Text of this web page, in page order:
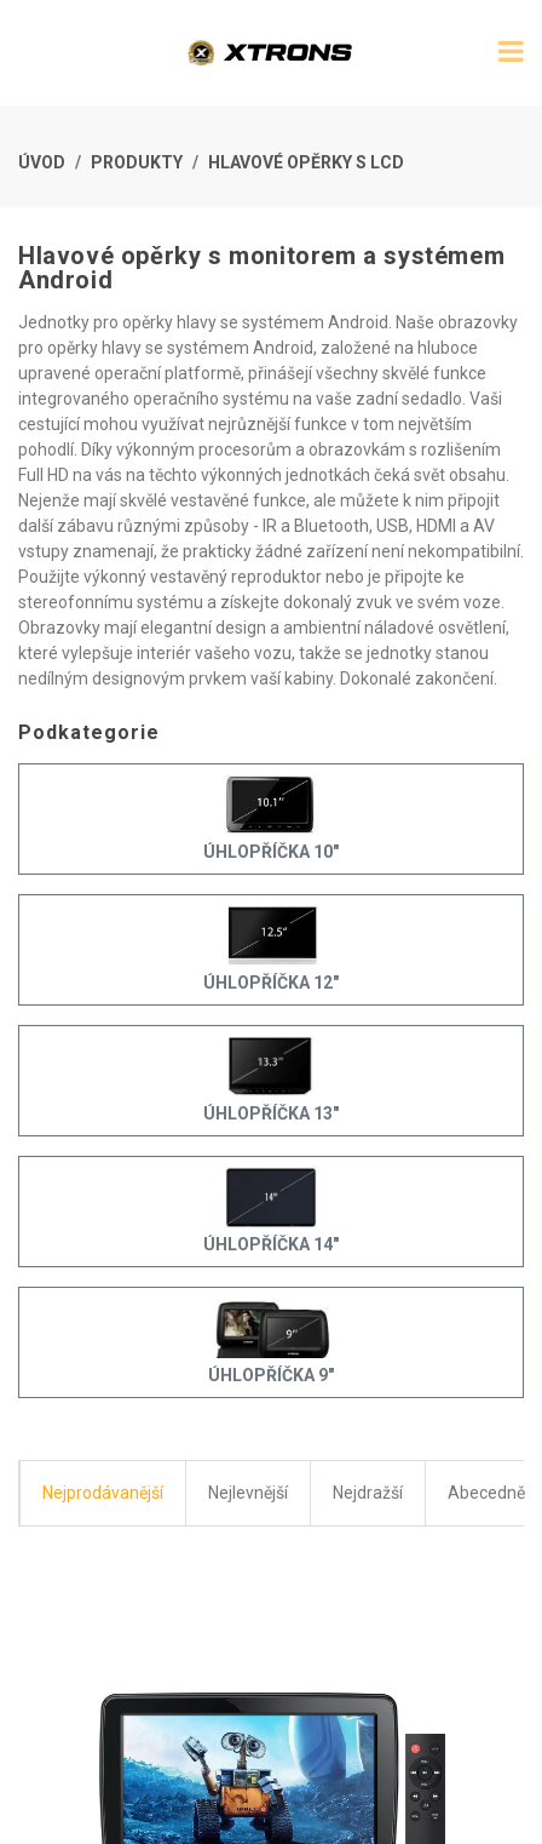
ÚVOD PRODUKTY HLAVOVÉ OPĚRKY S LCD
Hlavové opěrky s monitorem a systémem
Android
Jednotky pro opěrky hlavy se systémem Android. Naše obrazovky
pro opěrky hlavy se systémem Android, založené na hluboce
upravené operační platformě, přinášejí všechny skvělé funkce
integrovaného operačního systému na vaše zadní sedadlo. Vaši
cestující mohou využívat nejrůznější funkce v tom největším
pohodlí. Díky výkonným procesorům a obrazovkám s rozlišením
Full HD na vás na těchto výkonných jednotkách čeká svět obsahu.
Nejenže mají skvělé vestavěné funkce, ale můžete k nim připojit
další zábavu různými způsoby - IR a Bluetooth, USB, HDMI a AV
vstupy znamenají, že prakticky žádné zařízení není nekompatibilní.
Použijte výkonný vestavěný reproduktor nebo je připojte ke
stereofonnímu systému a získejte dokonalý zvuk ve svém voze.
Obrazovky mají elegantní design a ambientní náladové osvětlení,
které vylepšuje interiér vašeho vozu, takže se jednotky stanou
nedílným designovým prvkem vaší kabiny. Dokonalé zakončení.
Podkategorie
ÚHLOPŘÍČKA 10"
ÚHLOPŘÍČKA 12"
ÚHLOPŘÍČKA 13"
ÚHLOPŘÍČKA 14"
ÚHLOPŘÍČKA 9"
Nejprodávanější Nejlevnější Nejdražší Abecedně